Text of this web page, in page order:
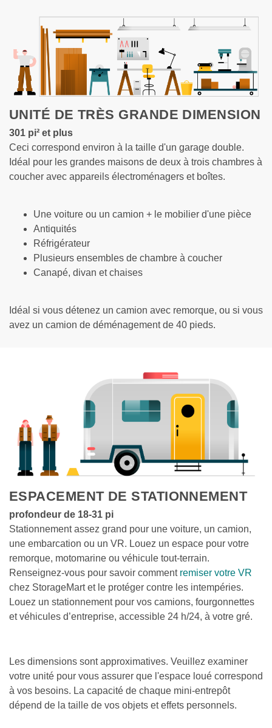
UNITÉ DE TRÈS GRANDE DIMENSION
301 pi² et plus
Ceci correspond environ à la taille d'un garage double.
Idéal pour les grandes maisons de deux à trois chambres à
coucher avec appareils électroménagers et boîtes.
Une voiture ou un camion + le mobilier d'une pièce
Antiquités
Réfrigérateur
Plusieurs ensembles de chambre à coucher
Canapé, divan et chaises
Idéal si vous détenez un camion avec remorque, ou si vous
avez un camion de déménagement de 40 pieds.
ESPACEMENT DE STATIONNEMENT
profondeur de 18-31 pi
Stationnement assez grand pour une voiture, un camion,
une embarcation ou un VR. Louez un espace pour votre
remorque, motomarine ou véhicule tout-terrain.
Renseignez-vous pour savoir comment remiser votre VR
chez StorageMart et le protéger contre les intempéries.
Louez un stationnement pour vos camions, fourgonnettes
et véhicules d’entreprise, accessible 24 h/24, à votre gré.
Les dimensions sont approximatives. Veuillez examiner
votre unité pour vous assurer que l'espace loué correspond
à vos besoins. La capacité de chaque mini-entrepôt
dépend de la taille de vos objets et effets personnels.